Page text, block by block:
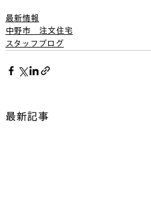
最新情報
中野市＿注文住宅
スタッフブログ
最新記事